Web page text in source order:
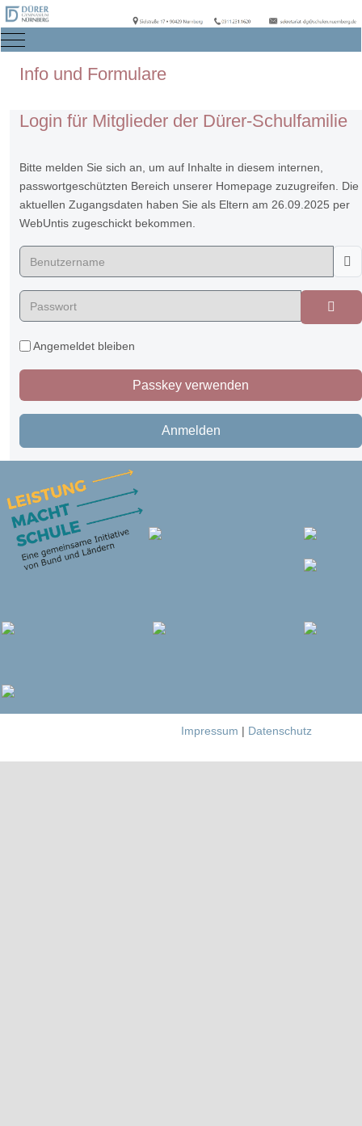
Mobile Menu Toggle
Info und Formulare
Login für Mitglieder der Dürer-Schulfamilie
Bitte melden Sie sich an, um auf Inhalte in diesem internen,
passwortgeschützten Bereich unserer Homepage zuzugreifen. Die
aktuellen Zugangsdaten haben Sie als Eltern am 26.09.2025 per
WebUntis zugeschickt bekommen.
Benutzername
Passwort
Angemeldet bleiben
Passkey verwenden
Anmelden
Impressum | Datenschutz